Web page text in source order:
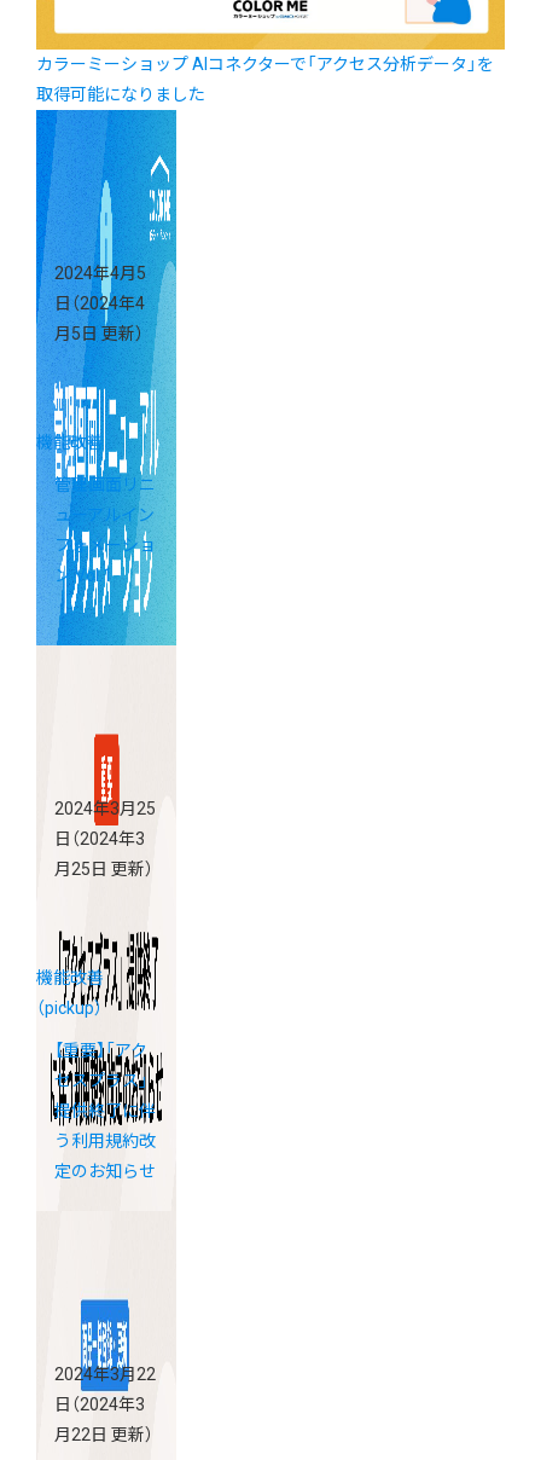
カラーミーショップ AIコネクターで「アクセス分析データ」を
取得可能になりました
2024年4月5
日 （2024年4
月5日 更新）
機能改善
管理画面リニ
ューアルイン
フォメーショ
ン Vol.1
2024年3月25
日 （2024年3
月25日 更新）
機能改善
（pickup）
【重要】「アク
セスプラス」
提供終了に伴
う利用規約改
定のお知らせ
2024年3月22
日 （2024年3
月22日 更新）